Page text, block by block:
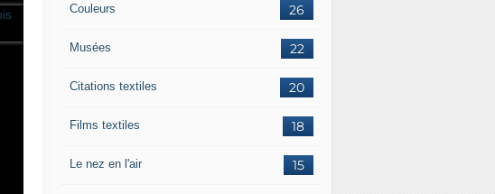
26
Couleurs
22
Musées
20
Citations textiles
18
Films textiles
15
Le nez en l'air